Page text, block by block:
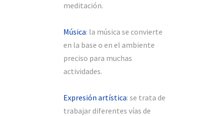
meditación.
Música: la música se convierte
en la base o en el ambiente
preciso para muchas
actividades.
Expresión artística: se trata de
trabajar diferentes vías de